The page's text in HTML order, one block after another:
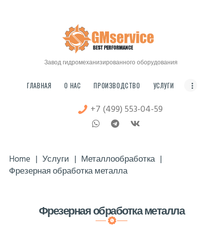
Завод гидромеханизированного оборудования
ГЛАВНАЯ О НАС ПРОИЗВОДСТВО УСЛУГИ
+7 (499) 553-04-59
Home Услуги
Металлообработка
Фрезерная обработка металла
Мосгидромех
ЗАВОД ГИДРОМЕХАНИЗИРОВАННОГО ОБОРУДОВАНИЯ
ПРОИЗВОДСТВО
УСЛУГИ
ЦЕНЫ
Фрезерная обработка металла